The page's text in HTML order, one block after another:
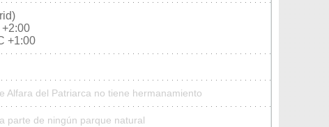
+1:00
Alfara del Patriarca no tiene hermanamiento
parte de ningún parque natural